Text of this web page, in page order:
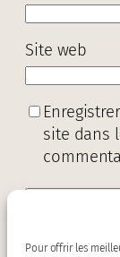
Pour offrir les
Site web
site dans